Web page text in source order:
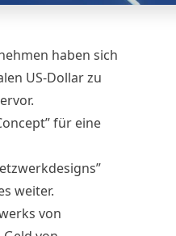
haben sich
US-Dollar zu
für eine
weiter.
von